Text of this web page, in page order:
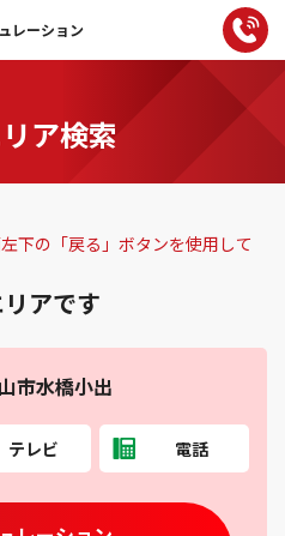
レーション
ア検索
下の「戻る」ボタンを使用して
アです
市水橋小出
テレビ 電話